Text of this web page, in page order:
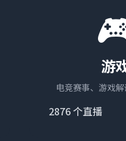
游
电竞赛事、游戏
2876个直播